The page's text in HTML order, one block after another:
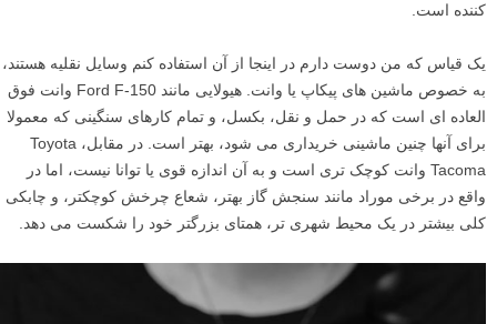
کننده است.
یک قیاس که من دوست دارم در اینجا از آن استفاده کنم وسایل نقلیه هستند،
به خصوص ماشین های پیکاپ یا وانت. هیولایی مانند Ford F-150 وانت فوق
العاده ای است که در حمل و نقل، بکسل، و تمام کارهای سنگینی که معمولا
برای آنها چنین ماشینی خریداری می شود، بهتر است. در مقابل، Toyota
Tacoma وانت کوچک تری است و به آن اندازه قوی یا توانا نیست، اما در
واقع در برخی موراد مانند سنجش گاز بهتر، شعاع چرخش کوچکتر، و چابکی
کلی بیشتر در یک محیط شهری تر، همتای بزرگتر خود را شکست می دهد.